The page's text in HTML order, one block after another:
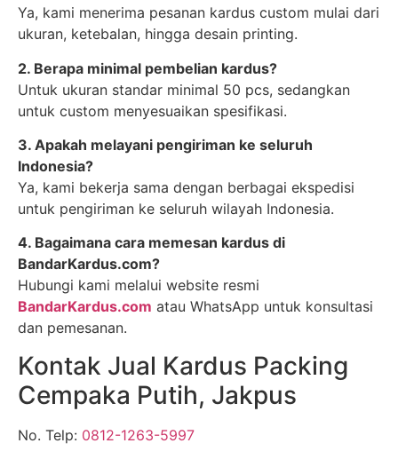
Ya, kami menerima pesanan kardus custom mulai dari
ukuran, ketebalan, hingga desain printing.
2. Berapa minimal pembelian kardus?
Untuk ukuran standar minimal 50 pcs, sedangkan
untuk custom menyesuaikan spesifikasi.
3. Apakah melayani pengiriman ke seluruh
Indonesia?
Ya, kami bekerja sama dengan berbagai ekspedisi
untuk pengiriman ke seluruh wilayah Indonesia.
4. Bagaimana cara memesan kardus di
BandarKardus.com?
Hubungi kami melalui website resmi
BandarKardus.com atau WhatsApp untuk konsultasi
dan pemesanan.
Kontak Jual Kardus Packing
Cempaka Putih, Jakpus
No. Telp: 0812-1263-5997